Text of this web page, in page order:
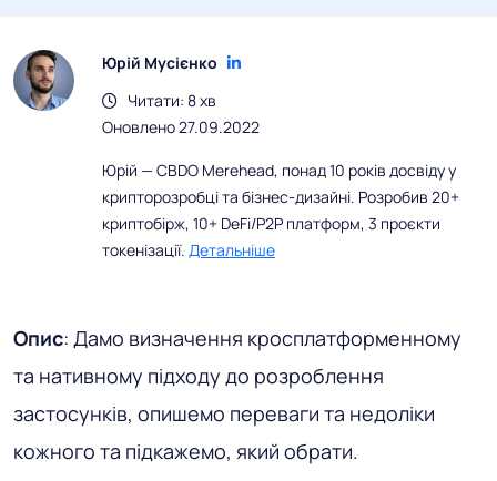
Юрій Мусієнко
Читати: 8 хв
Оновлено 27.09.2022
Юрій — CBDO Merehead, понад 10 років досвіду у
крипторозробці та бізнес-дизайні. Розробив 20+
криптобірж, 10+ DeFi/P2P платформ, 3 проєкти
токенізації. Детальніше
Опис: Дамо визначення кросплатформенному
та нативному підходу до розроблення
застосунків, опишемо переваги та недоліки
кожного та підкажемо, який обрати.